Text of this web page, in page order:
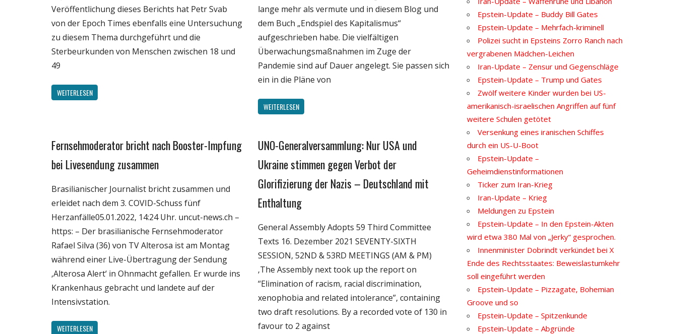
Veröffentlichung dieses Berichts hat Petr Svab
von der Epoch Times ebenfalls eine Untersuchung
zu diesem Thema durchgeführt und die
Sterbeurkunden von Menschen zwischen 18 und
49
WEITERLESEN
lange mehr als vermute und in diesem Blog und
dem Buch „Endspiel des Kapitalismus“
aufgeschrieben habe. Die vielfältigen
Überwachungsmaßnahmen im Zuge der
Pandemie sind auf Dauer angelegt. Sie passen sich
ein in die Pläne von
WEITERLESEN
Gesellschaft
Unterhaltung
Wirtschaft
Wissenschaft
Fernsehmoderator bricht nach Booster-Impfung
bei Livesendung zusammen
Brasilianischer Journalist bricht zusammen und
erleidet nach dem 3. COVID-Schuss fünf
Herzanfälle05.01.2022, 14:24 Uhr. uncut-news.ch –
https: – Der brasilianische Fernsehmoderator
Rafael Silva (36) von TV Alterosa ist am Montag
während einer Live-Übertragung der Sendung
‚Alterosa Alert‘ in Ohnmacht gefallen. Er wurde ins
Krankenhaus gebracht und landete auf der
Intensivstation.
WEITERLESEN
Gesellschaft
Wirtschaft
Wissenschaft
UNO-Generalversammlung: Nur USA und
Ukraine stimmen gegen Verbot der
Glorifizierung der Nazis – Deutschland mit
Enthaltung
General Assembly Adopts 59 Third Committee
Texts 16. Dezember 2021 SEVENTY-SIXTH
SESSION, 52ND & 53RD MEETINGS (AM & PM)
‚The Assembly next took up the report on
“Elimination of racism, racial discrimination,
xenophobia and related intolerance”, containing
two draft resolutions. By a recorded vote of 130 in
favour to 2 against
Epstein-Update – Buddy Bill Gates
Epstein-Update – Mehrfach-kriminell
Polizei sucht in Epsteins Zorro Ranch nach
vergrabenen Mädchen-Leichen
Iran-Update – Zensur und Gegenschläge
Epstein-Update – Trump und Gates
Zwölf weitere Kinder wurden bei US-
amerikanisch-israelischen Angriffen auf fünf
weitere Schulen getötet
Versenkung eines iranischen Schiffes
durch ein US-U-Boot
Epstein-Update –
Geheimdienstinformationen
Ticker zum Iran-Krieg
Iran-Update – Krieg
Meldungen zu Epstein
Epstein-Update – In den Epstein-Akten
wird etwa 380 Mal von „Jerky“ gesprochen.
Innenminister Dobrindt verkündet bei X
Ende des Rechtsstaates: Beweislastumkehr
soll eingeführt werden
Epstein-Update – Pizzagate, Bohemian
Groove und so
Epstein-Update – Spitzenkunde
Epstein-Update – Abgründe